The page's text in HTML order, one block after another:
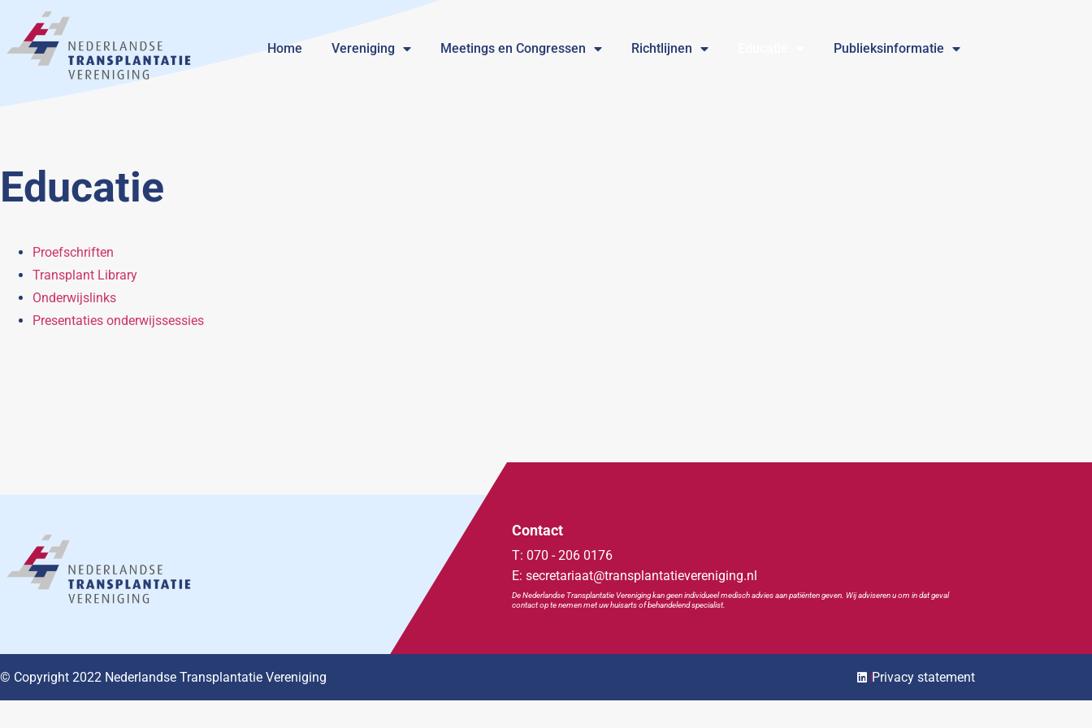
Home Vereniging Meetings en Congressen Richtlijnen Publieksinformatie
Educatie
Proefschriften
Transplant Library
Onderwijslinks
Presentaties onderwijssessies
Contact
T: 070 - 206 0176
E: secretariaat@transplantatievereniging.nl
De Nederlandse Transplantatie Vereniging kan geen individueel medisch advies aan patiënten geven. Wij adviseren u om in dat geval
contact op te nemen met uw huisarts of behandelend specialist.
© Copyright 2022 Nederlandse Transplantatie Vereniging Privacy statement